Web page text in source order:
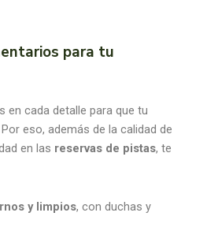
para tu
en cada detalle para que tu
eso, además de la calidad de
en las reservas de pistas, te
y limpios, con duchas y